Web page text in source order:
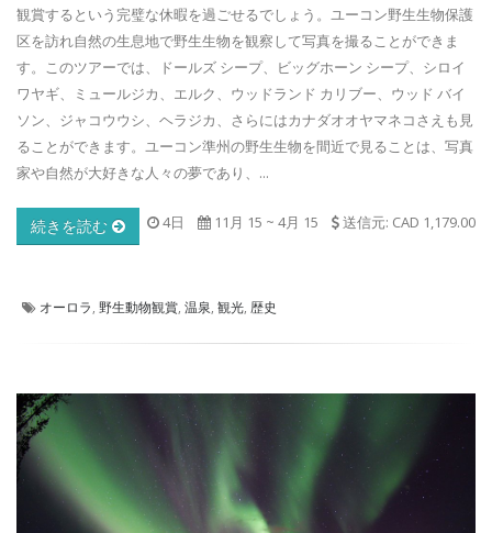
観賞するという完璧な休暇を過ごせるでしょう。ユーコン野生生物保護
区を訪れ自然の生息地で野生生物を観察して写真を撮ることができま
す。このツアーでは、ドールズ シープ、ビッグホーン シープ、シロイ
ワヤギ、ミュールジカ、エルク、ウッドランド カリブー、ウッド バイ
ソン、ジャコウウシ、ヘラジカ、さらにはカナダオオヤマネコさえも見
ることができます。ユーコン準州の野生生物を間近で見ることは、写真
家や自然が大好きな人々の夢であり、...
4日 11月 15 ~ 4月 15 送信元: CAD 1,179.00
続きを読む
オーロラ 野生動物観賞 温泉 観光 歴史